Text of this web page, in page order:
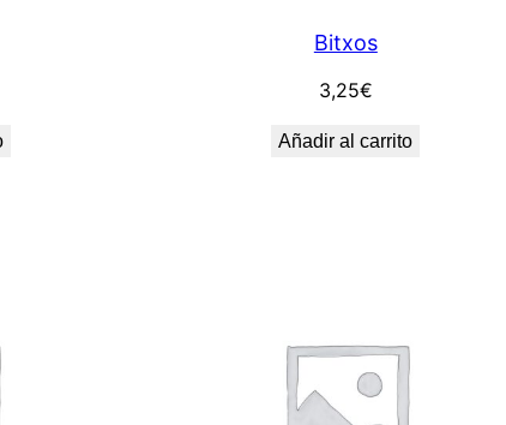
Bitxos
3,25€
Añadir al carrito